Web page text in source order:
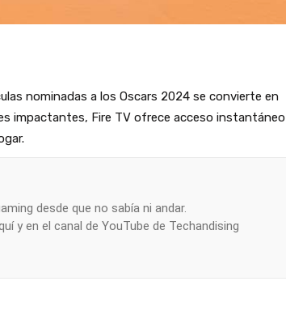
nominadas a los Oscars 2024 se convierte en
impactantes, Fire TV ofrece acceso instantáneo
desde que no sabía ni andar.
y en el canal de YouTube de Techandising